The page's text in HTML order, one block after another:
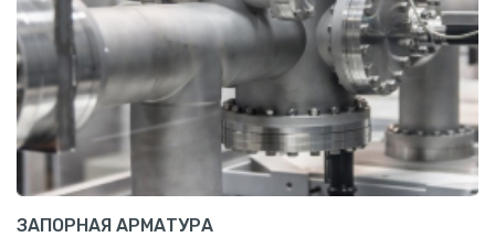
Пруток шестигранный алюминиевый
ЗАПОРНАЯ АРМАТУРА